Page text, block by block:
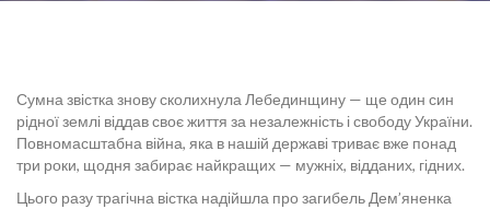
Сумна звістка знову сколихнула Лебединщину — ще один син
рідної землі віддав своє життя за незалежність і свободу України.
Повномасштабна війна, яка в нашій державі триває вже понад
три роки, щодня забирає найкращих — мужніх, відданих, гідних.
Цього разу трагічна вістка надійшла про загибель Дем’яненка